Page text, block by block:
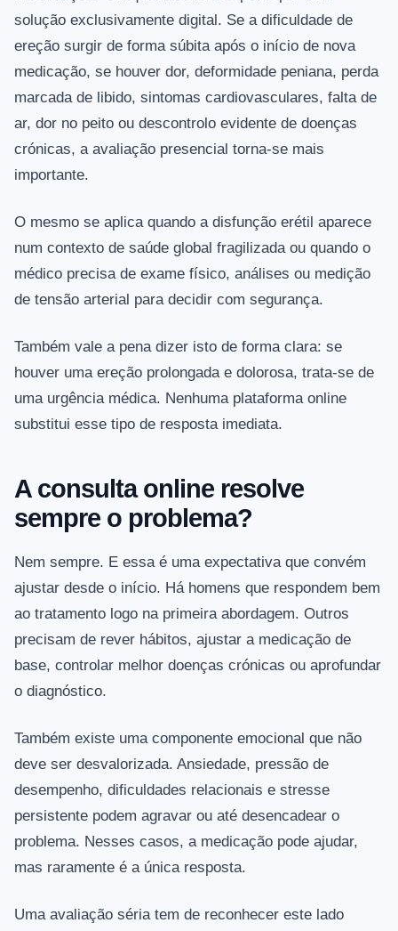
solução exclusivamente digital. Se a dificuldade de
ereção surgir de forma súbita após o início de nova
medicação, se houver dor, deformidade peniana, perda
marcada de libido, sintomas cardiovasculares, falta de
ar, dor no peito ou descontrolo evidente de doenças
crónicas, a avaliação presencial torna-se mais
importante.
O mesmo se aplica quando a disfunção erétil aparece
num contexto de saúde global fragilizada ou quando o
médico precisa de exame físico, análises ou medição
de tensão arterial para decidir com segurança.
Também vale a pena dizer isto de forma clara: se
houver uma ereção prolongada e dolorosa, trata-se de
uma urgência médica. Nenhuma plataforma online
substitui esse tipo de resposta imediata.
A consulta online resolve
sempre o problema?
Nem sempre. E essa é uma expectativa que convém
ajustar desde o início. Há homens que respondem bem
ao tratamento logo na primeira abordagem. Outros
precisam de rever hábitos, ajustar a medicação de
base, controlar melhor doenças crónicas ou aprofundar
o diagnóstico.
Também existe uma componente emocional que não
deve ser desvalorizada. Ansiedade, pressão de
desempenho, dificuldades relacionais e stresse
persistente podem agravar ou até desencadear o
problema. Nesses casos, a medicação pode ajudar,
mas raramente é a única resposta.
Uma avaliação séria tem de reconhecer este lado